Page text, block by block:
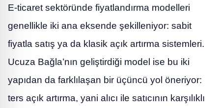
E-ticaret sektöründe fiyatlandırma modelleri
genellikle iki ana eksende şekilleniyor: sabit
fiyatla satış ya da klasik açık artırma sistemleri.
Ucuza Bağla’nın geliştirdiği model ise bu iki
yapıdan da farklılaşan bir üçüncü yol öneriyor:
ters açık artırma, yani alıcı ile satıcının karşılıklı